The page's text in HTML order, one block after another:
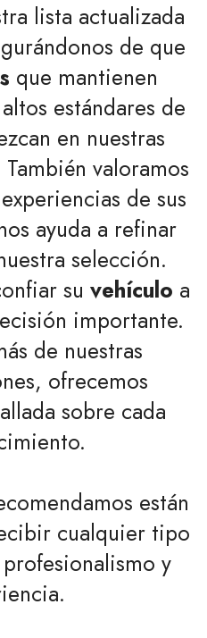
lista actualizada
de que
que mantienen
estándares de
en nuestras
valoramos
de sus
ayuda a refinar
selección.
su vehículo a
importante.
de nuestras
ofrecemos
sobre cada
están
cualquier tipo
y